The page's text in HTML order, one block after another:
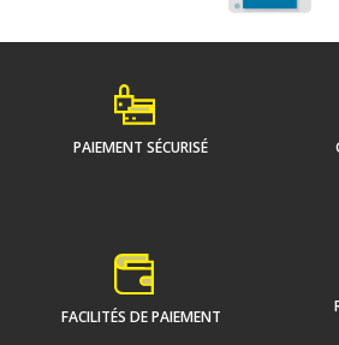
PAIEMENT SÉCURISÉ
FACILITÉS DE PAIEMENT